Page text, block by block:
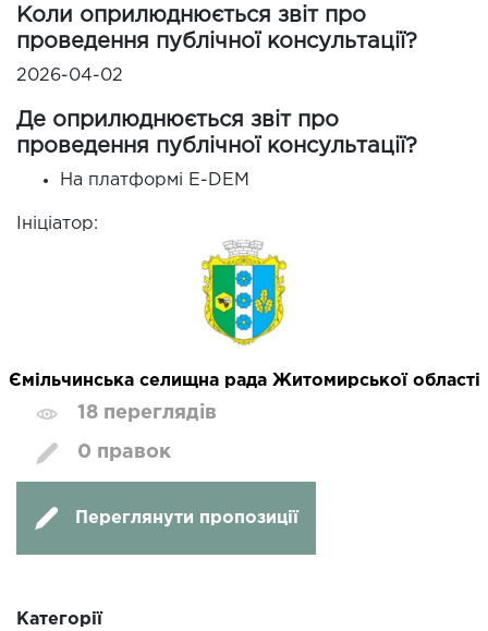
Коли оприлюднюється звіт про
проведення публічної консультації?
2026-04-02
Де оприлюднюється звіт про
проведення публічної консультації?
На платформі E-DEM
Ініціатор:
Ємільчинська селищна рада Житомирської області
18 переглядів
0 правок
Переглянути пропозиції
Категорії